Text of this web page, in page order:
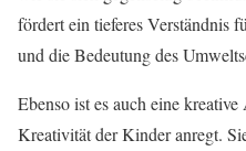
fördert ein tieferes Verständnis
und die Bedeutung des
Ebenso ist es auch eine
Kreativität der Kinder anregt.